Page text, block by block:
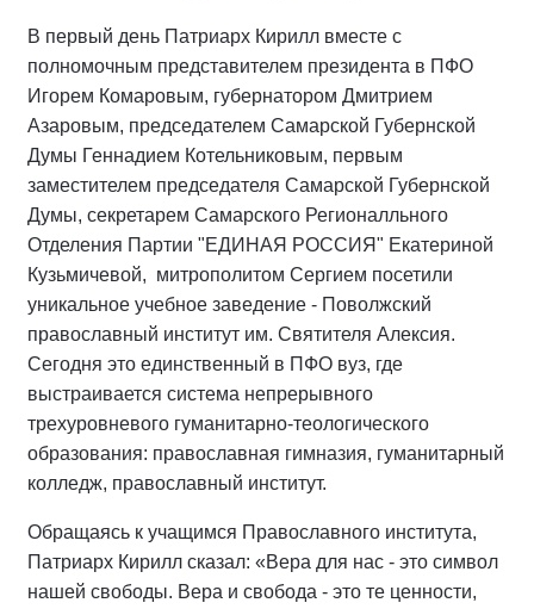
В первый день Патриарх Кирилл вместе с
полномочным представителем президента в ПФО
Игорем Комаровым, губернатором Дмитрием
Азаровым, председателем Самарской Губернской
Думы Геннадием Котельниковым, первым
заместителем председателя Самарской Губернской
Думы, секретарем Самарского Регионалльного
Отделения Партии "ЕДИНАЯ РОССИЯ" Екатериной
Кузьмичевой, митрополитом Сергием посетили
уникальное учебное заведение - Поволжский
православный институт им. Святителя Алексия.
Сегодня это единственный в ПФО вуз, где
выстраивается система непрерывного
трехуровневого гуманитарно-теологического
образования: православная гимназия, гуманитарный
колледж, православный институт.
Обращаясь к учащимся Православного института,
Патриарх Кирилл сказал: «Вера для нас - это символ
нашей свободы. Вера и свобода - это те ценности,